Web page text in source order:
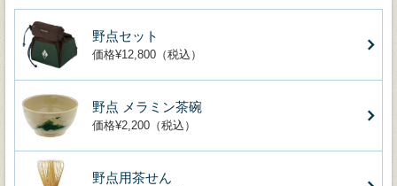
野点セット
価格¥12,800（税込）
野点 メラミン茶碗
価格¥2,200（税込）
野点用茶せん